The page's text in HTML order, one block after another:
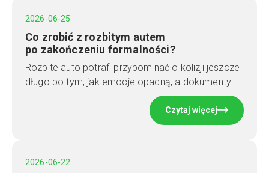
2026-06-25
Co zrobić z rozbitym autem
po zakończeniu formalności?
Rozbite auto potrafi przypominać o kolizji jeszcze
długo po tym, jak emocje opadną, a dokumenty…
Czytaj więcej
2026-06-22